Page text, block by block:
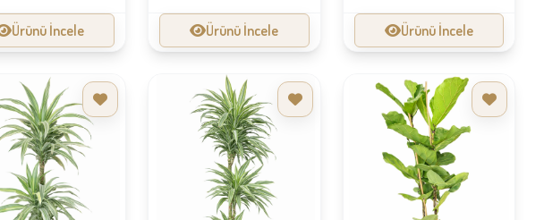
Ürünü İncele Ürünü İncele Ürünü İncele